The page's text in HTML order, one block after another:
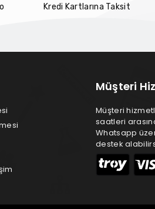
Kredi Kartlarına Taksit
Müşteri
Müşteri
saatleri
Whatsapp
destek